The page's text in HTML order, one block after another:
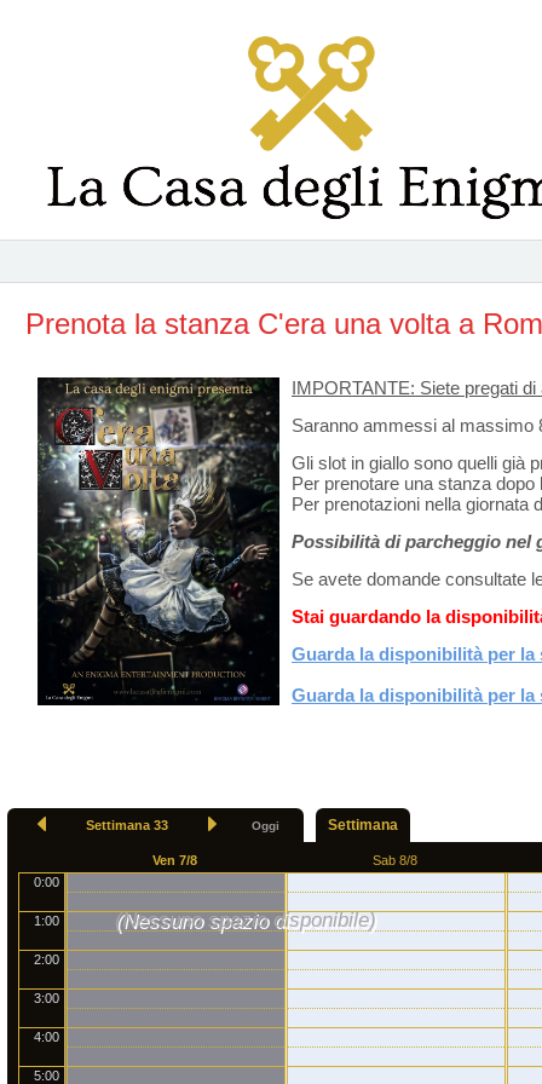
Prenota la stanza C'era una volta a
IMPORTANTE: Siete pregati
Saranno ammessi al massimo
Gli slot in giallo sono quelli già
Per prenotare una stanza
Per prenotazioni nella giornata
Possibilità di parcheggio nel
Se avete domande consultate
Stai guardando la
Guarda la disponibilità per la
Guarda la disponibilità per la
Settimana 33 Oggi Settimana
(Nessuno spazio disponibile)
Ven 7/8
Sab 8/8
0:00
1:00
2:00
3:00
4:00
5:00